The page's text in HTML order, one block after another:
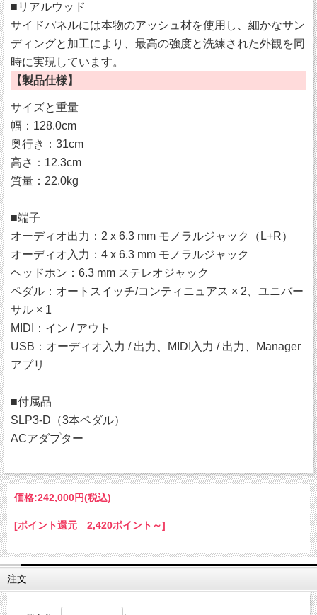
■リアルウッド
サイドパネルには本物のアッシュ材を使用し、細かなサン
ディングと加工により、最高の強度と洗練された外観を同
時に実現しています。
【製品仕様】
サイズと重量
幅：128.0cm
奥行き：31cm
高さ：12.3cm
質量：22.0kg
■端子
オーディオ出力：2 x 6.3 mm モノラルジャック（L+R）
オーディオ入力：4 x 6.3 mm モノラルジャック
ヘッドホン：6.3 mm ステレオジャック
ペダル：オートスイッチ/コンティニュアス × 2、ユニバー
サル × 1
MIDI：イン / アウト
USB：オーディオ入力 / 出力、MIDI入力 / 出力、Manager
アプリ
■付属品
SLP3-D（3本ペダル）
ACアダプター
価格:242,000円(税込)
[ポイント還元 2,420ポイント～]
注文